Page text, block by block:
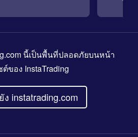
นี้เป็นพื้นที่ปลอดภัยบนหน้า
ต์ของ InstaTrading
ง instatrading.com